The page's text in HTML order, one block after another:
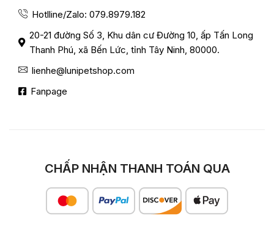
Hotlline/Zalo: 079.8979.182
20-21 đường Số 3, Khu dân cư Đường 10, ấp Tấn Long
Thanh Phú, xã Bến Lức, tỉnh Tây Ninh, 80000.
lienhe@lunipetshop.com
Fanpage
CHẤP NHẬN THANH TOÁN QUA